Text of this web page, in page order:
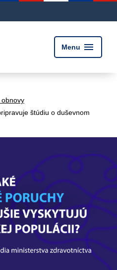
Menu menu
obnovy
štúdiu o duševnom